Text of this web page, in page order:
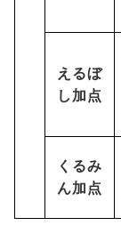
えるぼ
し加点
くるみ
ん加点